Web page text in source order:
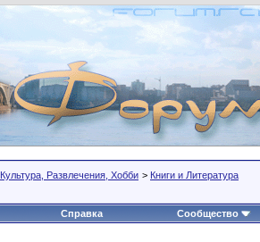
Культура, Развлечения, Хобби > Книги и Литература
Справка Сообщество